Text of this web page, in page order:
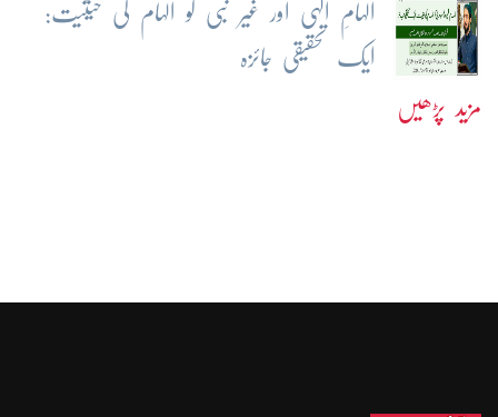
الہامِ الہٰی اور غیر نبی کو الہام کی حیثیت:
ایک تحقیقی جائزہ
مزید پڑھیں